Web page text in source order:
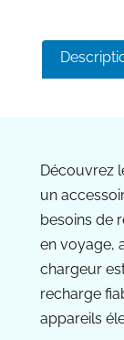
Découvrez
un
besoins de
en voyage,
chargeur
recharge
appareils